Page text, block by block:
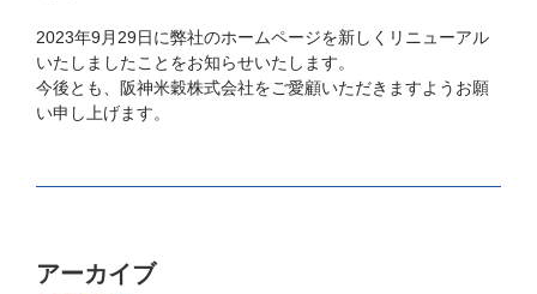
2023年9月29日に弊社のホームページを新しくリニューアル
いたしましたことをお知らせいたします。
今後とも、阪神米穀株式会社をご愛顧いただきますようお願
い申し上げます。
アーカイブ